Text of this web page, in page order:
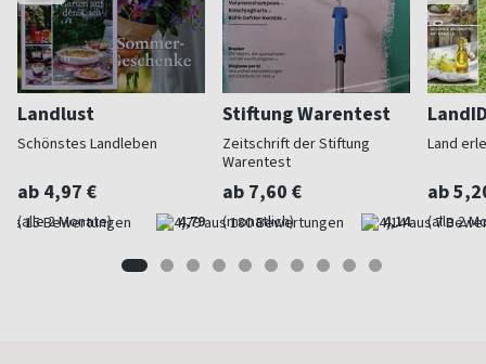
Landlust
Schönstes Landleben
ab 4,97 €
(alle 2 Monate) 4,79
Stiftung Warentest
Zeitschrift der Stiftung
Warentest
ab 7,60 €
(monatlich) 4,14
Land
ab
(alle 2